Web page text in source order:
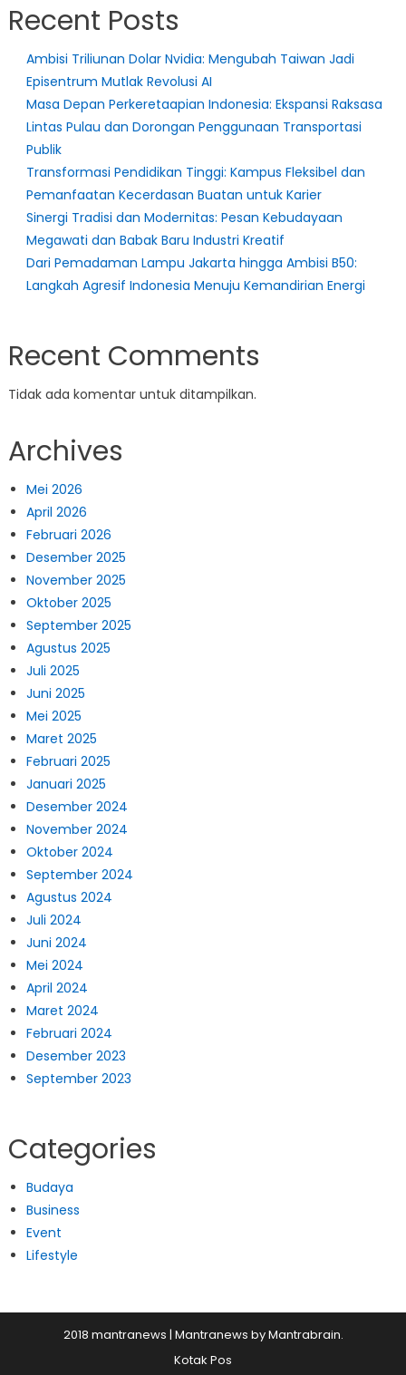
Recent Posts
Ambisi Triliunan Dolar Nvidia: Mengubah Taiwan Jadi
Episentrum Mutlak Revolusi AI
Masa Depan Perkeretaapian Indonesia: Ekspansi Raksasa
Lintas Pulau dan Dorongan Penggunaan Transportasi
Publik
Transformasi Pendidikan Tinggi: Kampus Fleksibel dan
Pemanfaatan Kecerdasan Buatan untuk Karier
Sinergi Tradisi dan Modernitas: Pesan Kebudayaan
Megawati dan Babak Baru Industri Kreatif
Dari Pemadaman Lampu Jakarta hingga Ambisi B50:
Langkah Agresif Indonesia Menuju Kemandirian Energi
Recent Comments
Tidak ada komentar untuk ditampilkan.
Archives
Mei 2026
April 2026
Februari 2026
Desember 2025
November 2025
Oktober 2025
September 2025
Agustus 2025
Juli 2025
Juni 2025
Mei 2025
Maret 2025
Februari 2025
Januari 2025
Desember 2024
November 2024
Oktober 2024
September 2024
Agustus 2024
Juli 2024
Juni 2024
Mei 2024
April 2024
Maret 2024
Februari 2024
Desember 2023
September 2023
Categories
Budaya
Business
Event
Lifestyle
2018 mantranews | Mantranews byMantrabrain.
Kotak Pos